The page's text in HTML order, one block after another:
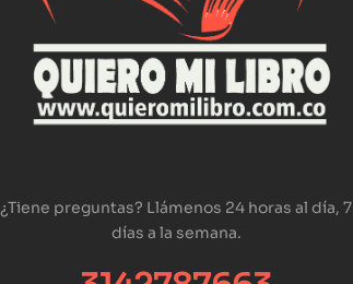
¿Tiene preguntas? Llámenos 24 horas al día, 7
días a la semana.